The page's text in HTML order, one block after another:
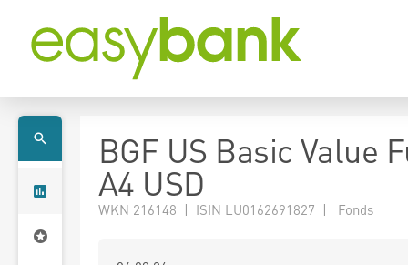
BGF US Basic Value
A4 USD
WKN 216148 | ISIN LU0162691827 | Fonds